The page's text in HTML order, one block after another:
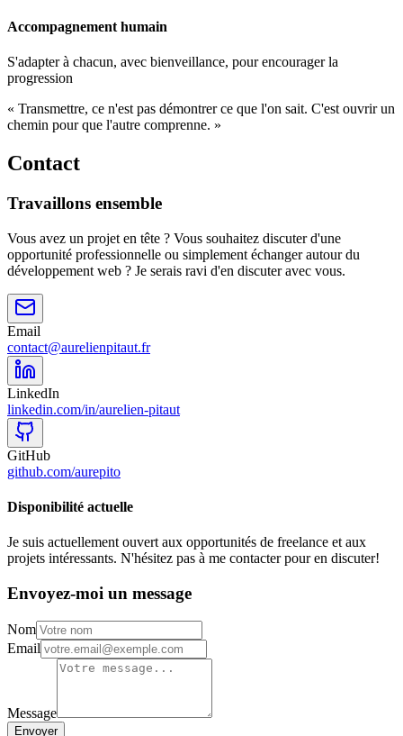
Accompagnement humain
S'adapter à chacun, avec bienveillance, pour encourager la
progression
« Transmettre, ce n'est pas démontrer ce que l'on sait. C'est ouvrir un
chemin pour que l'autre comprenne. »
Contact
Travaillons ensemble
Vous avez un projet en tête ? Vous souhaitez discuter d'une
opportunité professionnelle ou simplement échanger autour du
développement web ? Je serais ravi d'en discuter avec vous.
Email
contact@aurelienpitaut.fr
LinkedIn
linkedin.com/in/aurelien-pitaut
GitHub
github.com/aurepito
Disponibilité actuelle
Je suis actuellement ouvert aux opportunités de freelance et aux
projets intéressants. N'hésitez pas à me contacter pour en discuter!
Envoyez-moi un message
Nom
Email
Message
Envoyer